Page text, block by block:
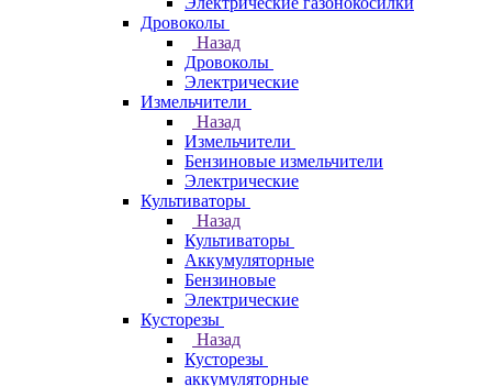
Дровоколы
Назад
Дровоколы
Электрические
Измельчители
Назад
Измельчители
Бензиновые измельчители
Электрические
Культиваторы
Назад
Культиваторы
Аккумуляторные
Бензиновые
Электрические
Кусторезы
Назад
Кусторезы
аккумуляторные